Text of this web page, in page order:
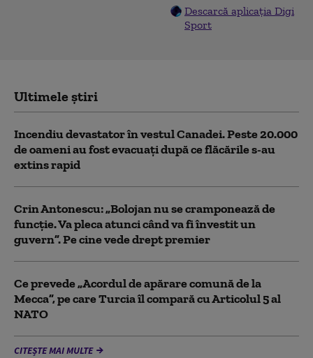
Descarcă aplicația Digi
Sport
Ultimele știri
Incendiu devastator în vestul Canadei. Peste 20.000
de oameni au fost evacuați după ce flăcările s-au
extins rapid
Crin Antonescu: „Bolojan nu se cramponează de
funcție. Va pleca atunci când va fi învestit un
guvern”. Pe cine vede drept premier
Ce prevede „Acordul de apărare comună de la
Mecca”, pe care Turcia îl compară cu Articolul 5 al
NATO
CITEȘTE MAI MULTE